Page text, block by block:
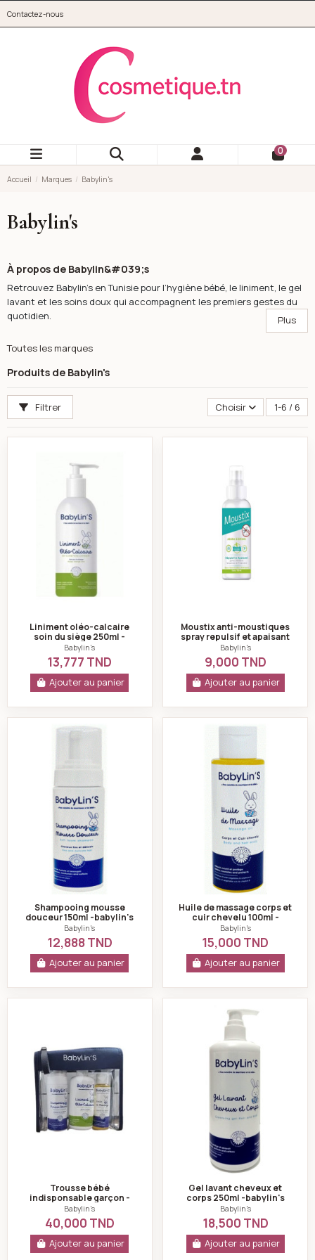
Contactez-nous
0
Accueil Marques Babylin's
Babylin's
À propos de Babylin&#039;s
Retrouvez Babylin's en Tunisie pour l’hygiène bébé, le liniment, le gel
lavant et les soins doux qui accompagnent les premiers gestes du
quotidien.
Plus
Toutes les marques
Produits de Babylin's
Filtrer Choisir 1-6 / 6
Liniment oléo-calcaire
soin du siège 250ml -
babylin's
Babylin's
13,777 TND
Ajouter au panier
Moustix anti-moustiques
spray repulsif et apaisant
100ml -babylin's
Babylin's
9,000 TND
Ajouter au panier
Shampooing mousse douceur 150ml -babylin's
Shampooing mousse
douceur 150ml -babylin's
Babylin's
12,888 TND
Ajouter au panier
Huile de
Huile de massage corps et
cuir chevelu 100ml -
babylin's
Babylin's
15,000 TND
Ajouter au panier
Trousse bébé indisponsable garçon -babylin's
Trousse bébé
indisponsable garçon -
babylin's
Babylin's
40,000 TND
Ajouter au panier
Gel lavant
Gel lavant cheveux et
corps 250ml -babylin's
Babylin's
18,500 TND
Ajouter au panier